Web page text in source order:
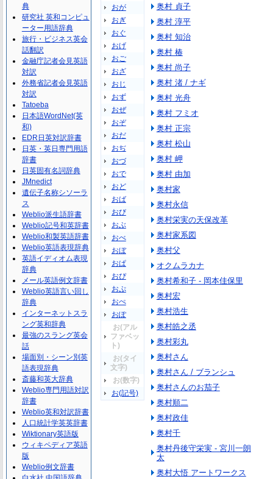
おが
おぎ
おぐ
おげ
おご
おざ
おじ
おず
おぜ
おぞ
おだ
おぢ
おづ
おで
おど
おば
おび
おぶ
おべ
おぼ
おぱ
おぴ
おぷ
おぺ
おぽ
お(アル
ファベッ
ト)
お(タイ
文字)
お(数字)
お(記号)
奥村 貞子
奥村 淳平
奥村 知治
奥村 椿
奥村 尚子
奥村 渚 / ナギ
奥村 光舟
奥村 フミオ
奥村 正宗
奥村 松山
奥村 岬
奥村 由加
奥村家
奥村永信
奥村栄実の天保改革
奥村家系図
奥村父
オクムラカナ
奥村希和子 - 岡本佳保里
奥村宏
奥村浩生
奥村皓之丞
奥村彩丸
奥村さん
奥村さん / ブランシュ
奥村さんのお茄子
奥村順二
奥村政佳
奥村千
奥村丹後守栄実 - 宮川一朗
太
奥村大悟 アートワークス
典
研究社 英和コンピュ
ーター用語辞典
旅行・ビジネス英会
話翻訳
金融庁記者会見英語
対訳
外務省記者会見英語
対訳
Tatoeba
日本語WordNet(英
和)
EDR日英対訳辞書
日英・英日専門用語
辞書
日英固有名詞辞典
JMnedict
遺伝子名称シソーラ
ス
Weblio派生語辞書
Weblio記号和英辞書
Weblio和製英語辞書
Weblio英語表現辞典
英語イディオム表現
辞典
メール英語例文辞書
Weblio英語言い回し
辞典
インターネットスラ
ング英和辞典
最強のスラング英会
話
場面別・シーン別英
語表現辞典
斎藤和英大辞典
Weblio専門用語対訳
辞書
Weblio英和対訳辞書
人口統計学英英辞書
Wiktionary英語版
ウィキペディア英語
版
Weblio例文辞書